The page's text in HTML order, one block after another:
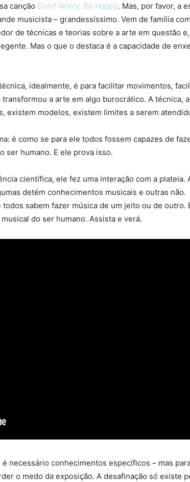
canção Don’t Worry, Be Happy. Mas, por favor, a
musicista – grandessíssimo. Vem de família com
de técnicas e teorias sobre a arte em questão
Mas o que o destaca é a capacidade de
idealmente, é para facilitar movimentos,
a arte em algo burocrático. A técnica,
existem modelos, existem limites a serem
é como se para ele todos fossem capazes de
ser humano. E ele prova isso.
científica, ele fez uma interação com a plateia.
detém conhecimentos musicais e outras não.
sabem fazer música de um jeito ou de outro.
do ser humano. Assista e verá.
necessário conhecimentos específicos – mas
o medo da exposição. A desafinação só existe